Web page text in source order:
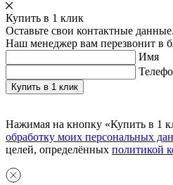
Купить в 1 клик
Оставьте свои контактные данные.
Наш менеджер вам перезвонит в
Имя
Нажимая на кнопку «Купить в 1
обработку моих персональных
целей, определённых политикой